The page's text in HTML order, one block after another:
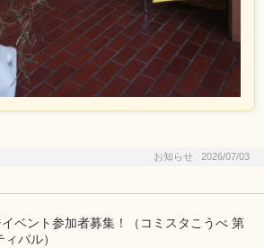
お知らせ 2026/07/03
ベント参加者募集！（コミスタこうべ 第
バル）